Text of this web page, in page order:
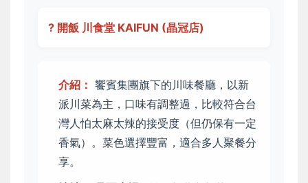
? 開飯 川食堂 KAIFUN (晶冠店)
介紹： 饗賓集團旗下的川味餐廳，以新
派川菜為主，口味有調整過，比較符合台
灣人怕太麻太辣的接受度（但仍保有一定
香氣）。菜色選擇豐富，適合多人聚餐分
享。